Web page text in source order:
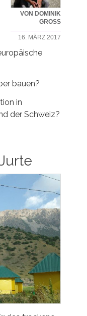
VON DOMINIK
GROSS
16. MÄRZ 2017
bauen?
in
der Schweiz?